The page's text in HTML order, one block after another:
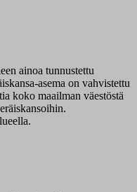
ainoa tunnustettu
asema on vahvistettu
koko maailman väestöstä